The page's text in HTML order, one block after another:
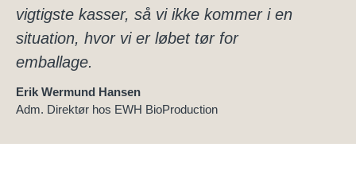
vigtigste kasser, så vi ikke kommer i en
situation, hvor vi er løbet tør for
emballage.
Erik Wermund Hansen
Adm. Direktør hos EWH BioProduction